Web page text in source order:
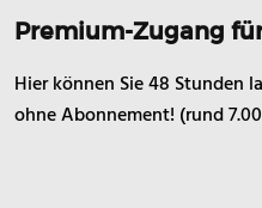
Premium-Zugang
Hier können Sie 48 Stunden
ohne Abonnement! (rund